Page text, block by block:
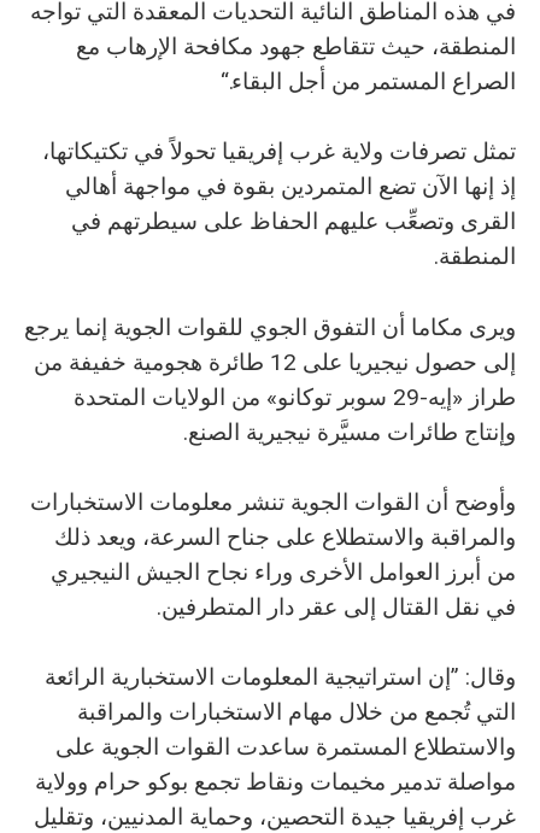
في هذه المناطق النائية التحديات المعقدة التي تواجه
المنطقة، حيث تتقاطع جهود مكافحة الإرهاب مع
الصراع المستمر من أجل البقاء.“
تمثل تصرفات ولاية غرب إفريقيا تحولاً في تكتيكاتها،
إذ إنها الآن تضع المتمردين بقوة في مواجهة أهالي
القرى وتصعِّب عليهم الحفاظ على سيطرتهم في
المنطقة.
ويرى مكاما أن التفوق الجوي للقوات الجوية إنما يرجع
إلى حصول نيجيريا على 12 طائرة هجومية خفيفة من
طراز «إيه-29 سوبر توكانو» من الولايات المتحدة
وإنتاج طائرات مسيَّرة نيجيرية الصنع.
وأوضح أن القوات الجوية تنشر معلومات الاستخبارات
والمراقبة والاستطلاع على جناح السرعة، ويعد ذلك
من أبرز العوامل الأخرى وراء نجاح الجيش النيجيري
في نقل القتال إلى عقر دار المتطرفين.
وقال: ”إن استراتيجية المعلومات الاستخبارية الرائعة
التي تُجمع من خلال مهام الاستخبارات والمراقبة
والاستطلاع المستمرة ساعدت القوات الجوية على
مواصلة تدمير مخيمات ونقاط تجمع بوكو حرام وولاية
غرب إفريقيا جيدة التحصين، وحماية المدنيين، وتقليل